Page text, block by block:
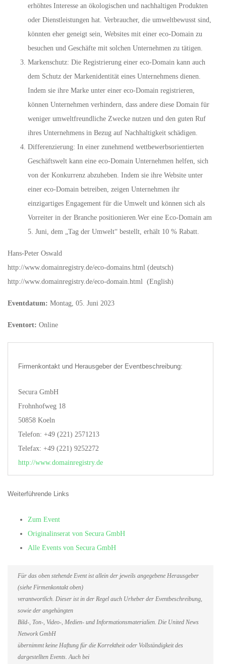
erhöhtes Interesse an ökologischen und nachhaltigen Produkten
oder Dienstleistungen hat. Verbraucher, die umweltbewusst sind,
könnten eher geneigt sein, Websites mit einer eco-Domain zu
besuchen und Geschäfte mit solchen Unternehmen zu tätigen.
Markenschutz: Die Registrierung einer eco-Domain kann auch
dem Schutz der Markenidentität eines Unternehmens dienen.
Indem sie ihre Marke unter einer eco-Domain registrieren,
können Unternehmen verhindern, dass andere diese Domain für
weniger umweltfreundliche Zwecke nutzen und den guten Ruf
ihres Unternehmens in Bezug auf Nachhaltigkeit schädigen.
Differenzierung: In einer zunehmend wettbewerbsorientierten
Geschäftswelt kann eine eco-Domain Unternehmen helfen, sich
von der Konkurrenz abzuheben. Indem sie ihre Website unter
einer eco-Domain betreiben, zeigen Unternehmen ihr
einzigartiges Engagement für die Umwelt und können sich als
Vorreiter in der Branche positionieren.Wer eine Eco-Domain am
5. Juni, dem „Tag der Umwelt“ bestellt, erhält 10 % Rabatt.
Hans-Peter Oswald
http://www.domainregistry.de/eco-domains.html (deutsch)
http://www.domainregistry.de/eco-domain.html (English)
Eventdatum: Montag, 05. Juni 2023
Eventort: Online
Firmenkontakt und Herausgeber der Eventbeschreibung:
Secura GmbH
Frohnhofweg 18
50858 Koeln
Telefon: +49 (221) 2571213
Telefax: +49 (221) 9252272
http://www.domainregistry.de
Weiterführende Links
Zum Event
Originalinserat von Secura GmbH
Alle Events von Secura GmbH
Für das oben stehende Event ist allein der jeweils angegebene Herausgeber
(siehe Firmenkontakt oben)
verantwortlich. Dieser ist in der Regel auch Urheber der Eventbeschreibung,
sowie der angehängten
Bild-, Ton-, Video-, Medien- und Informationsmaterialien. Die United News
Network GmbH
übernimmt keine Haftung für die Korrektheit oder Vollständigkeit des
dargestellten Events. Auch bei